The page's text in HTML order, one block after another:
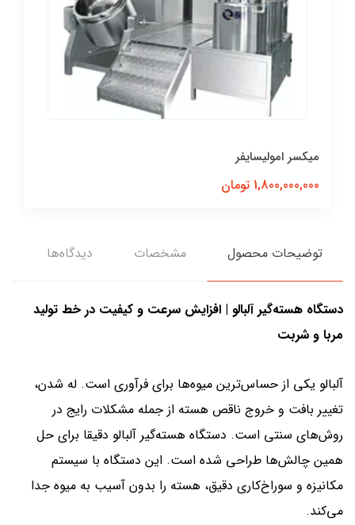
میکسر امولیسایفر
1,800,000,000 تومان
توضیحات محصول مشخصات دیدگاه‌ها
دستگاه هسته‌گیر آلبالو | افزایش سرعت و کیفیت در خط تولید
مربا و شربت
آلبالو یکی از حساس‌ترین میوه‌ها برای فرآوری است. له شدن،
تغییر بافت و خروج ناقص هسته از جمله مشکلات رایج در
روش‌های سنتی است. دستگاه هسته‌گیر آلبالو دقیقا برای حل
همین چالش‌ها طراحی شده است. این دستگاه با سیستم
مکانیزه و سوراخ‌کاری دقیق، هسته را بدون آسیب به میوه جدا
می‌کند.